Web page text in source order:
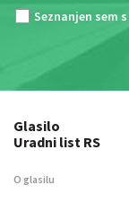
Seznanjen sem s
Glasilo
Uradni list RS
O glasilu